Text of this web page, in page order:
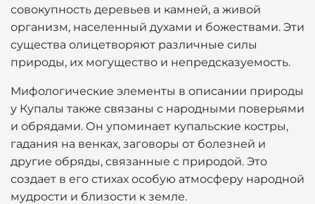
совокупность деревьев и камней, а живой
организм, населенный духами и божествами. Эти
существа олицетворяют различные силы
природы, их могущество и непредсказуемость.
Мифологические элементы в описании природы
у Купалы также связаны с народными поверьями
и обрядами. Он упоминает купальские костры,
гадания на венках, заговоры от болезней и
другие обряды, связанные с природой. Это
создает в его стихах особую атмосферу народной
мудрости и близости к земле.